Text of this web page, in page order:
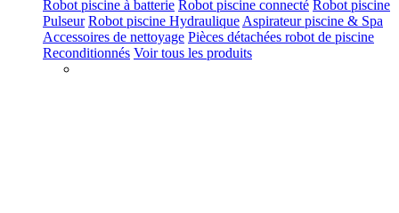
Robot piscine à batterie Robot piscine connecté Robot piscine
Pulseur Robot piscine Hydraulique Aspirateur piscine & Spa
Accessoires de nettoyage Pièces détachées robot de piscine
Reconditionnés Voir tous les produits